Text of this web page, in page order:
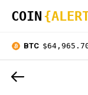
COIN
BTC